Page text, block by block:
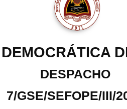
DESPACHO
7/GSE/SEFOPE/III/